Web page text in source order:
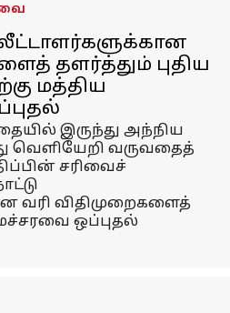
தளர்த்தும் புதிய
மத்திய
இருந்து அந்நிய
வெளியேறி வருவதைத்
சரிவைச்
வரி விதிமுறைகளைத்
ஒப்புதல்